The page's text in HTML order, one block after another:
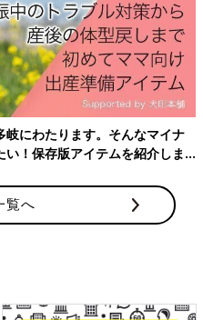
にわたります。そんなマイナ
！保存版アイテムを紹介しま
覧へ